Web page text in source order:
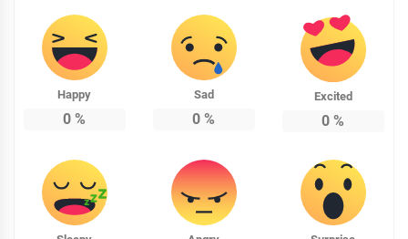
Happy
0 %
Sad
0 %
Excited
0 %